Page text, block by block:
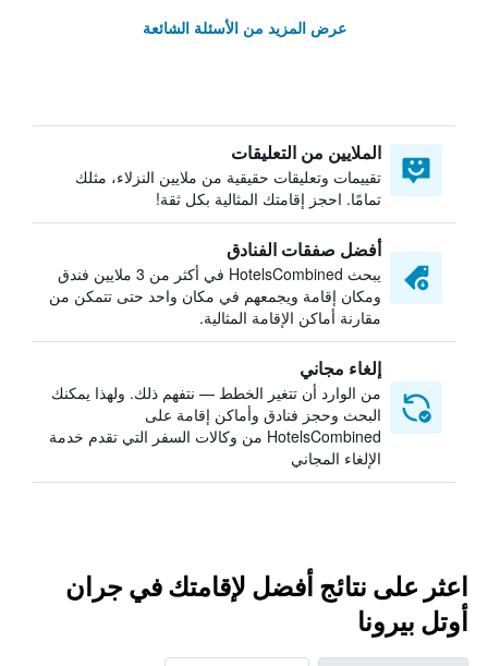
عرض المزيد من الأسئلة الشائعة
الملايين من التعليقات
تقييمات وتعليقات حقيقية من ملايين النزلاء، مثلك
تمامًا. احجز إقامتك المثالية بكل ثقة!
أفضل صفقات الفنادق
يبحث HotelsCombined في أكثر من 3 ملايين فندق
ومكان إقامة ويجمعهم في مكان واحد حتى تتمكن من
مقارنة أماكن الإقامة المثالية.
إلغاء مجاني
من الوارد أن تتغير الخطط — نتفهم ذلك. ولهذا يمكنك
البحث وحجز فنادق وأماكن إقامة على
HotelsCombined من وكالات السفر التي تقدم خدمة
الإلغاء المجاني
اعثر على نتائج أفضل لإقامتك في جران
أوتل بيرونا